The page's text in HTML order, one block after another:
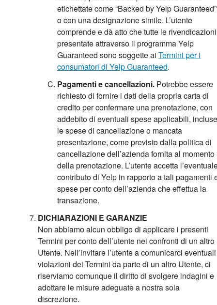
etichettate come “Backed by Yelp Guaranteed”
o con una designazione simile. L’utente
comprende e dà atto che tutte le rivendicazioni
presentate attraverso il programma Yelp
Guaranteed sono soggette ai Termini per i
consumatori di Yelp Guaranteed.
Pagamenti e cancellazioni. Potrebbe essere
richiesto di fornire i dati della propria carta di
credito per confermare una prenotazione, con
addebito di eventuali spese applicabili, incluse
le spese di cancellazione o mancata
presentazione, come previsto dalla politica di
cancellazione dell’azienda fornita al momento
della prenotazione. L’utente accetta
contributo di Yelp in rapporto a tali pagamenti
spese per conto dell’azienda che effettua la
transazione.
DICHIARAZIONI E GARANZIE
Non abbiamo alcun obbligo di applicare i presenti
Termini per conto dell’utente nei confronti di un altro
Utente. Nell’invitare l’utente a comunicarci eventuali
violazioni dei Termini da parte di un altro Utente, ci
riserviamo comunque il diritto di svolgere indagini e
adottare le misure adeguate a nostra sola
discrezione.